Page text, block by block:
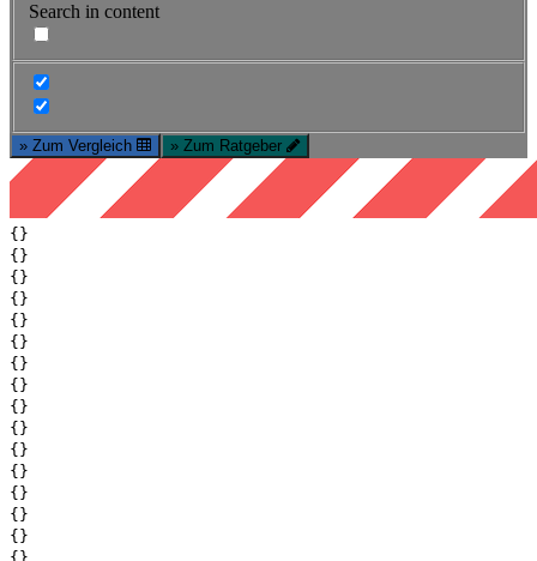
Search in content
» Zum Vergleich » Zum Ratgeber
{}
{}
{}
{}
{}
{}
{}
{}
{}
{}
{}
{}
{}
{}
{}